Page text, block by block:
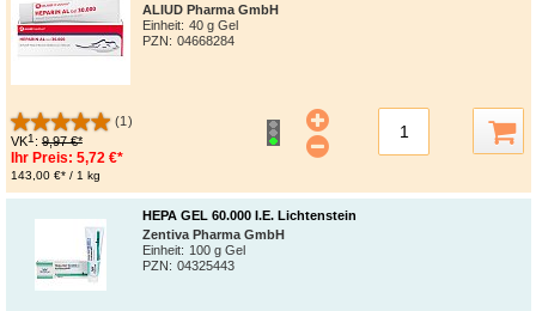
ALIUD Pharma GmbH
Einheit: 40 g Gel
PZN: 04668284
(1)
VK1 : 9,97 €*
Ihr Preis: 5,72 €*
143,00 €* / 1 kg
HEPA GEL 60.000 I.E. Lichtenstein
Zentiva Pharma GmbH
Einheit: 100 g Gel
PZN: 04325443